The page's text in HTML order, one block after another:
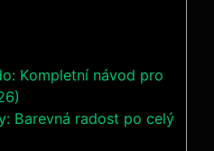
Kompletní návod pro
Barevná radost po celý